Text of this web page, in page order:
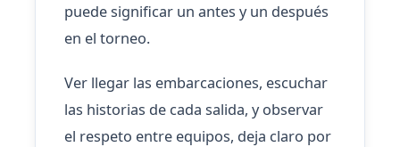
puede significar un antes y un después
en el torneo.
Ver llegar las embarcaciones, escuchar
las historias de cada salida, y observar
el respeto entre equipos, deja claro por